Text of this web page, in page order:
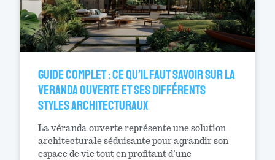
Guide complet : ce qu’il faut savoir sur la
veranda ouverte et ses différents
styles architecturaux
La véranda ouverte représente une solution
architecturale séduisante pour agrandir son
espace de vie tout en profitant d’une